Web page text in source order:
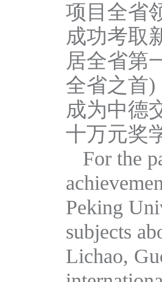
项目全省
成功考取
居全省第
全省之首)
成为中德
十万元奖
For the
Peking
subjects
Lichao,